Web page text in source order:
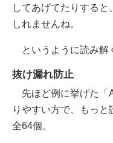
してあげてたりする
しれませんね。
というように読み解
抜け漏れ防止
先ほど例に挙げた「
りやすい方で、もっ
全64個。